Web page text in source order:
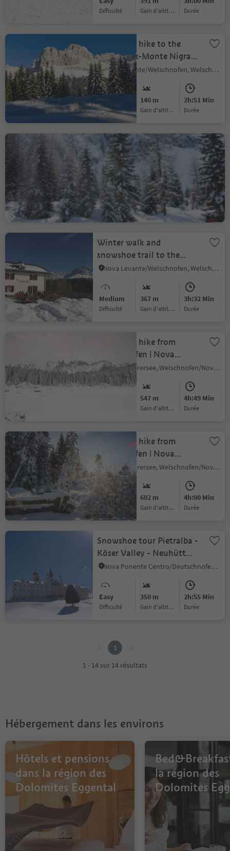
Difficulté Gain d'altitude durée
Snowshoe hike to the
Buselineck-Monte Nigra
in Welschnofen | Nova
Levante
Nova Levante/Welschnofen, Welschnofen/Nova Levante, Dolomites Region Eggental
Medium
Difficulté
140 m
Gain d'altitude
2h:51 Min
durée
Snowshoe hike from Lake
Carezza to the Mitterleger
| Radura di Mezzo
Nova Levante/Welschnofen, Welschnofen/Nova Levante, Dolomites Region Eggental
Medium
Difficulté
332 m
Gain d'altitude
2h:42 Min
durée
Winter walk and
snowshoe trail to the
Jocherhof farm
Nova Levante/Welschnofen, Welschnofen/Nova Levante, Dolomites Region Eggental
Medium
Difficulté
367 m
Gain d'altitude
3h:32 Min
durée
Snowshoe hike from
Welschnofen | Nova
Levante to Lake Carezza
Carezza/Karersee, Welschnofen/Nova Levante, Dolomites Region Eggental
547 m
Gain d'altitude
4h:49 Min
durée
Snowshoe hike from
Welschnofen | Nova
Levante to the "Totmoos"
Carezza/Karersee, Welschnofen/Nova Levante, Dolomites Region Eggental
Medium
Difficulté
602 m
Gain d'altitude
4h:00 Min
durée
Snowshoe tour Pietralba -
Köser Valley - Neuhütt
hut
Nova Ponente Centro/Deutschnofen Dorf, Deutschnofen/Nova Ponente, Dolomites Region Eggental
Easy
Difficulté
350 m
Gain d'altitude
2h:55 Min
durée
1
1 - 14 sur 14 résultats
Hébergement dans les environs
Hôtels et pensions
dans la région des
Dolomites Eggental
la région des
Dolomites